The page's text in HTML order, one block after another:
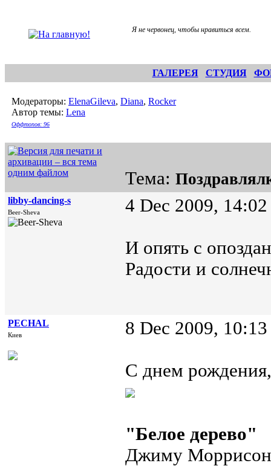
Я не червонец, чтобы нравиться всем.
ГАЛЕРЕЯ СТУДИЯ
Модераторы: ElenaGileva, Diana, Rocker
Автор темы: Lena
Оффтопов: 96
Тема:
libby-dancing-s
Beer-Sheva 4 Dec 2009, 14:02
И опять с
Радости и
PECHAL
Киев 8 Dec 2009, 10:13
С днем
"Белое дерево"
Джиму